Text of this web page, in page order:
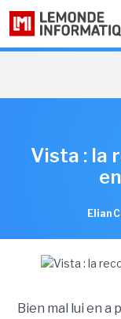
Vista : la
Elian
Bien mal lui en a